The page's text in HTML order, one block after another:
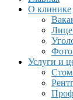
О клинике
Услуги и